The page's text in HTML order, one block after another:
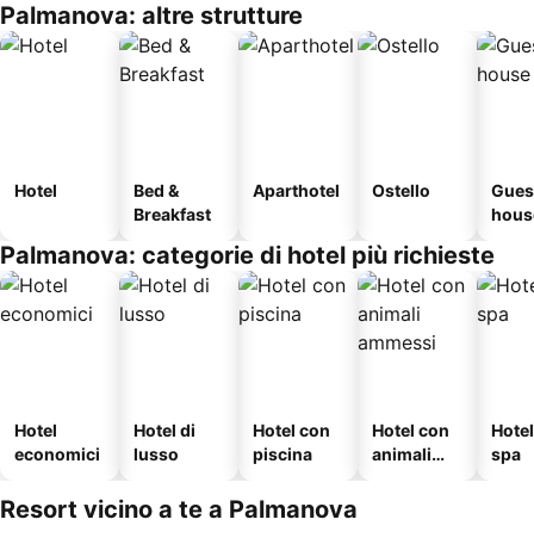
Palmanova: altre strutture
Hotel
Bed &
Breakfast
Aparthotel Ostello
Palmanova: categorie di hotel più richieste
Hotel
economici
Hotel di
lusso
Hotel con
piscina
Hotel con
animali
spa
Resort vicino a te a Palmanova